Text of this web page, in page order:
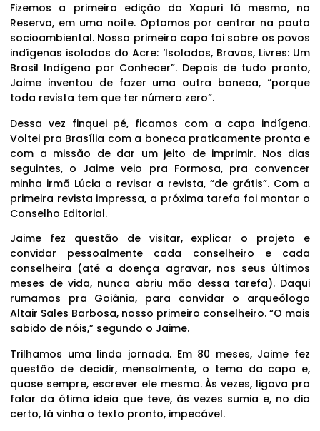
Fizemos a primeira edição da Xapuri lá mesmo, na
Reserva, em uma noite. Optamos por centrar na pauta
socioambiental. Nossa primeira capa foi sobre os povos
indígenas isolados do Acre: ‘Isolados, Bravos, Livres: Um
Brasil Indígena por Conhecer”. Depois de tudo pronto,
Jaime inventou de fazer uma outra boneca, “porque
toda revista tem que ter número zero”.
Dessa vez finquei pé, ficamos com a capa indígena.
Voltei pra Brasília com a boneca praticamente pronta e
com a missão de dar um jeito de imprimir. Nos dias
seguintes, o Jaime veio pra Formosa, pra convencer
minha irmã Lúcia a revisar a revista, “de grátis”. Com a
primeira revista impressa, a próxima tarefa foi montar o
Conselho Editorial.
Jaime fez questão de visitar, explicar o projeto e
convidar pessoalmente cada conselheiro e cada
conselheira (até a doença agravar, nos seus últimos
meses de vida, nunca abriu mão dessa tarefa). Daqui
rumamos pra Goiânia, para convidar o arqueólogo
Altair Sales Barbosa, nosso primeiro conselheiro. “O mais
sabido de nóis,” segundo o Jaime.
Trilhamos uma linda jornada. Em 80 meses, Jaime fez
questão de decidir, mensalmente, o tema da capa e,
quase sempre, escrever ele mesmo. Às vezes, ligava pra
falar da ótima ideia que teve, às vezes sumia e, no dia
certo, lá vinha o texto pronto, impecável.